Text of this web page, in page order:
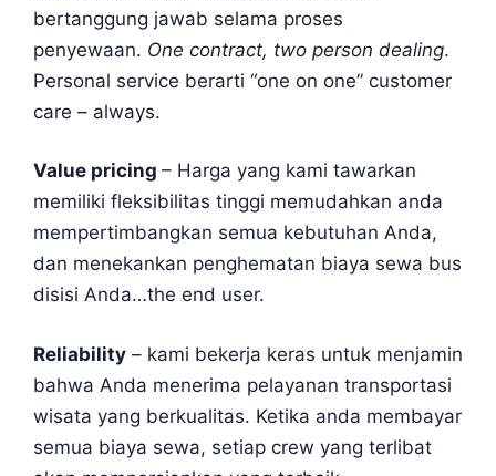
bertanggung jawab selama proses
penyewaan. One contract, two person dealing.
Personal service berarti “one on one” customer
care – always.
Value pricing – Harga yang kami tawarkan
memiliki fleksibilitas tinggi memudahkan anda
mempertimbangkan semua kebutuhan Anda,
dan menekankan penghematan biaya sewa bus
disisi Anda…the end user.
Reliability – kami bekerja keras untuk menjamin
bahwa Anda menerima pelayanan transportasi
wisata yang berkualitas. Ketika anda membayar
semua biaya sewa, setiap crew yang terlibat